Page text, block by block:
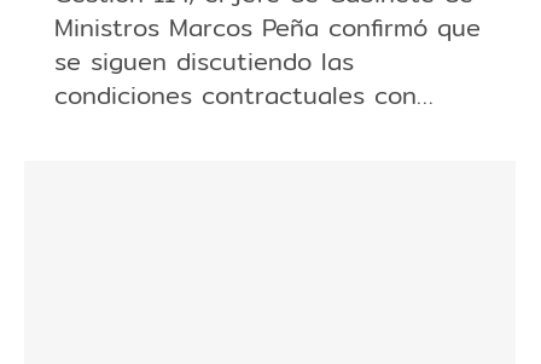
Ministros Marcos Peña confirmó que
se siguen discutiendo las
condiciones contractuales con…